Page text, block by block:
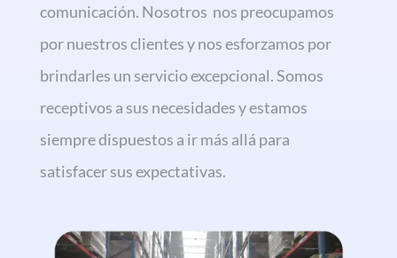
comunicación. Nosotros nos preocupamos
por nuestros clientes y nos esforzamos por
brindarles un servicio excepcional. Somos
receptivos a sus necesidades y estamos
siempre dispuestos a ir más allá para
satisfacer sus expectativas.